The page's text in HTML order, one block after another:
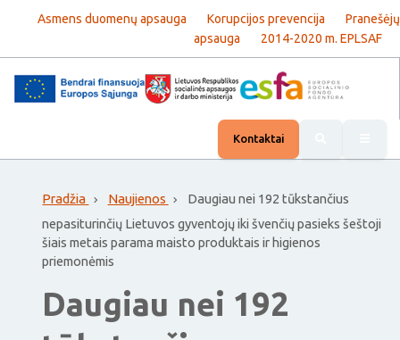
Asmens duomenų apsauga Korupcijos prevencija
Pranešėjų
apsauga
2014-2020 m. EPLSAF
Kontaktai
Pradžia Naujienos
Daugiau nei 192 tūkstančius
nepasiturinčių Lietuvos gyventojų iki švenčių pasieks šeštoji
šiais metais parama maisto produktais ir higienos
priemonėmis
Daugiau nei 192